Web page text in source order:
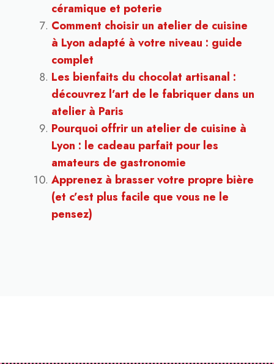
céramique et poterie
Comment choisir un atelier de cuisine
à Lyon adapté à votre niveau : guide
complet
Les bienfaits du chocolat artisanal :
découvrez l’art de le fabriquer dans un
atelier à Paris
Pourquoi offrir un atelier de cuisine à
Lyon : le cadeau parfait pour les
amateurs de gastronomie
Apprenez à brasser votre propre bière
(et c’est plus facile que vous ne le
pensez)